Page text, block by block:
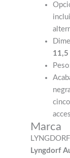
11,5
Marca
LYNGDORF
Lyngdorf